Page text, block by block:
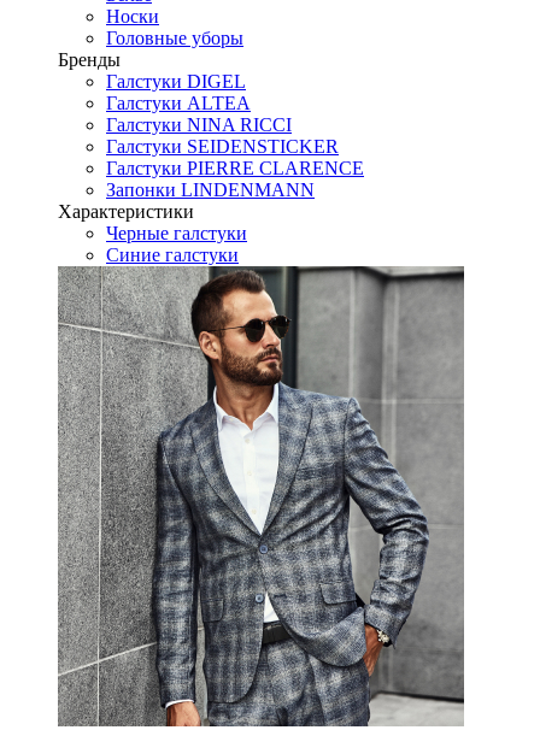
Носки
Головные уборы
Бренды
Галстуки DIGEL
Галстуки ALTEA
Галстуки NINA RICCI
Галстуки SEIDENSTICKER
Галстуки PIERRE CLARENCE
Запонки LINDENMANN
Характеристики
Черные галстуки
Синие галстуки